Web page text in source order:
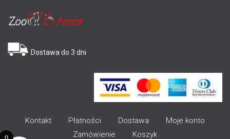
Dostawa do 3 dni
Kontakt Płatności Dostawa
Moje konto
Zamówienie
Koszyk